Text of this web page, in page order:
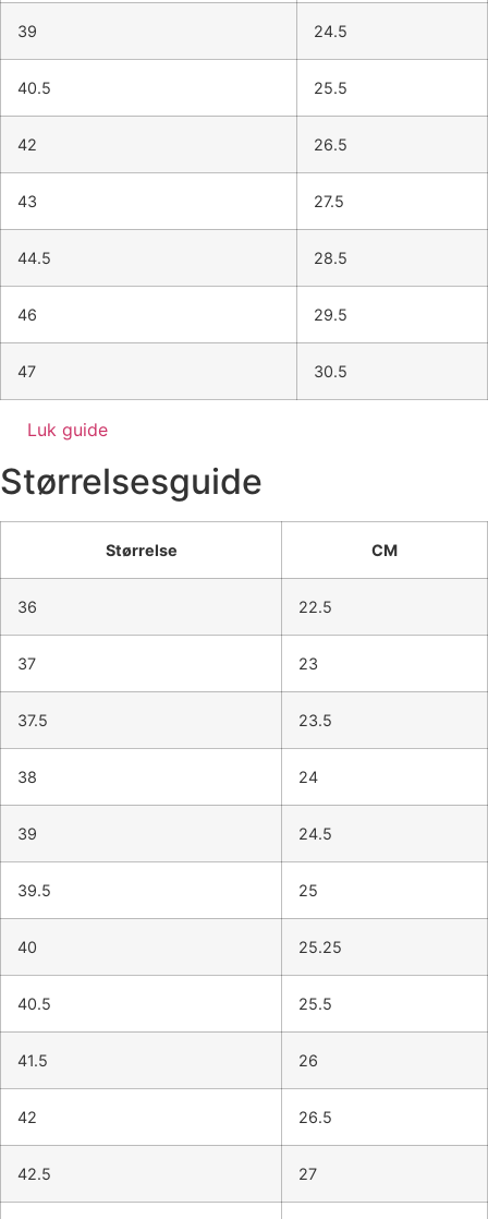
39 24.5
40.5 25.5
42 26.5
43 27.5
44.5 28.5
46 29.5
47 30.5
Luk guide
Størrelsesguide
Størrelse CM
36 22.5
37 23
37.5 23.5
38 24
39 24.5
39.5 25
40 25.25
40.5 25.5
41.5 26
42 26.5
42.5 27